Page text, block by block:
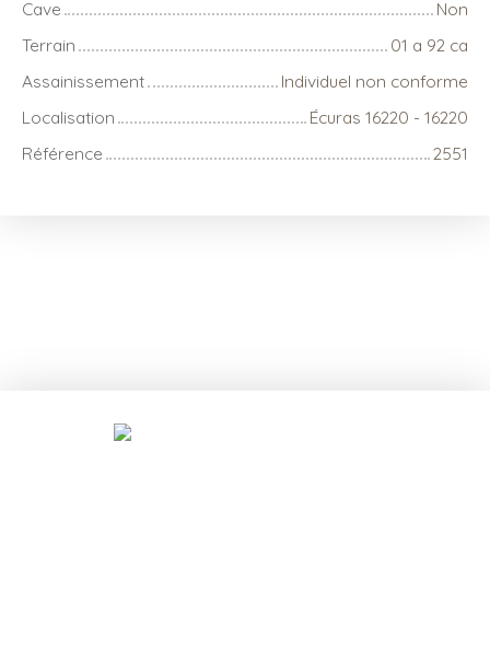
Cave
Non
Terrain
01 a 92 ca
Assainissement
Individuel non conforme
Localisation
Écuras 16220 - 16220
Référence
2551